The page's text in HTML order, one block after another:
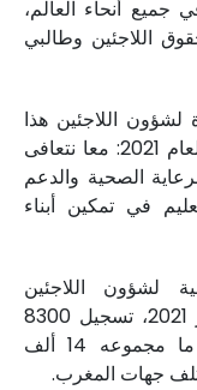
في جميع أنحاء العالم،
اللاجئين وطالبي
لشؤون اللاجئين هذا
اليوم تحت شعار "يوم اللاجئ العالمي لعام 2021: معا نتعافى
الصحية والدعم
في تمكين أبناء
لشؤون اللاجئين
بالمغرب فقد تم، إلى غاية فاتح فبراير 2021، تسجيل 8300
لاجئ/ة و5700 طالب/ة لجوء، أي ما مجموعه 14 ألف